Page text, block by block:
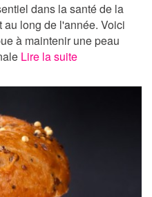
dans la santé de la
au long de l'année. Voici
à maintenir une peau
Lire la suite